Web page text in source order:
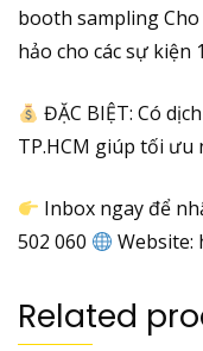
booth sampling
hảo cho các sự kiện
ĐẶC BIỆT: Có
TP.HCM giúp tối ưu
Inbox ngay để
502 060
Website:
Related